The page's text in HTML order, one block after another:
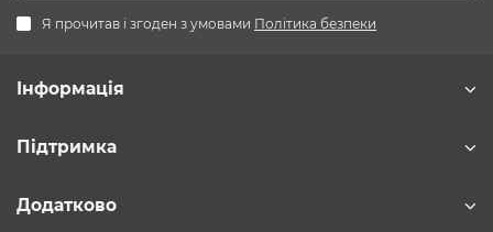
Я прочитав і згоден з умовами Політика безпеки
Інформація
Підтримка
Додатково